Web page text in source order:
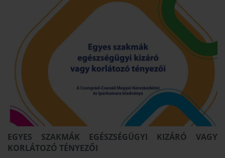
EGYES SZAKMÁK EGÉSZSÉGÜGYI KIZÁRÓ VAGY
KORLÁTOZÓ TÉNYEZŐI